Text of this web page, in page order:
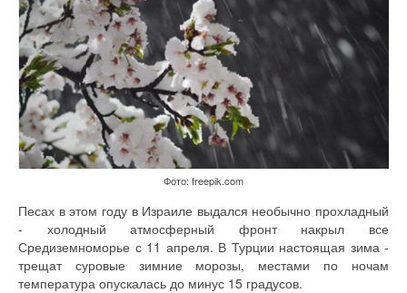
Фото: freepik.com
Песах в этом году в Израиле выдался необычно прохладный
- холодный атмосферный фронт накрыл все
Средиземноморье с 11 апреля. В Турции настоящая зима -
трещат суровые зимние морозы, местами по ночам
температура опускалась до минус 15 градусов.